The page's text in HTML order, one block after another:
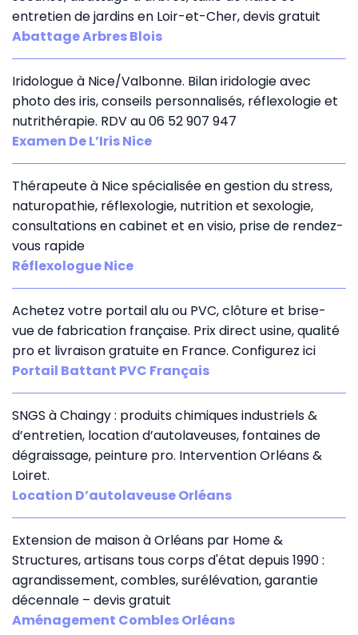
entretien de jardins en Loir-et-Cher, devis gratuit
Abattage Arbres Blois
Iridologue à Nice/Valbonne. Bilan iridologie avec
photo des iris, conseils personnalisés, réflexologie et
nutrithérapie. RDV au 06 52 907 947
Examen De L’Iris Nice
Thérapeute à Nice spécialisée en gestion du stress,
naturopathie, réflexologie, nutrition et sexologie,
consultations en cabinet et en visio, prise de rendez-
vous rapide
Réflexologue Nice
Achetez votre portail alu ou PVC, clôture et brise-
vue de fabrication française. Prix direct usine, qualité
pro et livraison gratuite en France. Configurez ici
Portail Battant PVC Français
SNGS à Chaingy : produits chimiques industriels &
d’entretien, location d’autolaveuses, fontaines de
dégraissage, peinture pro. Intervention Orléans &
Loiret.
Location D’autolaveuse Orléans
Extension de maison à Orléans par Home &
Structures, artisans tous corps d'état depuis 1990 :
agrandissement, combles, surélévation, garantie
décennale – devis gratuit
Aménagement Combles Orléans